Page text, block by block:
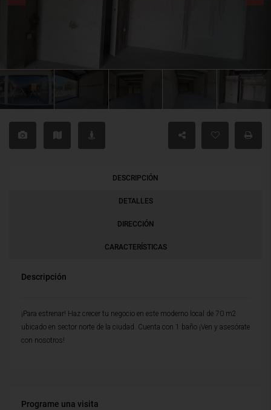
DESCRIPCIÓN
DETALLES
DIRECCIÓN
CARACTERÍSTICAS
Descripción
¡Para estrenar! Haz crecer tu negocio en este moderno local de 70 m2
ubicado en sector norte de la ciudad. Cuenta con 1 baño ¡Ven y asesórate
con nosotros!
Programe una visita